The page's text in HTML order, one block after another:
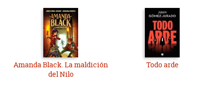
Amanda Black. La maldición
del Nilo
Todo arde